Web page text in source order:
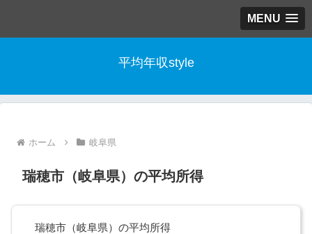
MENU
平均年収style
ホーム 岐阜県
瑞穂市（岐阜県）の平均所得
瑞穂市（岐阜県）の平均所得